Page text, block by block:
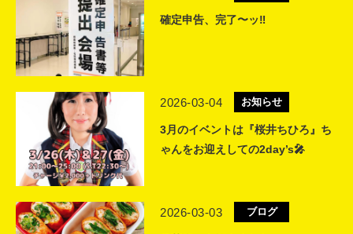
確定申告、完了〜ッ‼️
2026-03-04 お知らせ
3月のイベントは『桜井ちひろ』ち
ゃんをお迎えしての2day’s🎤
2026-03-03 ブログ